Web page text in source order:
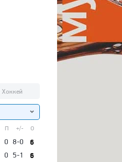
Хоккей
П +/-
О
0 8-0 6
0 5-1 6